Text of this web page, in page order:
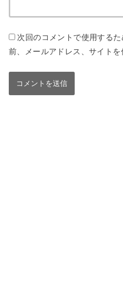
次回のコメントで使用する
前、メールアドレス、サイトを